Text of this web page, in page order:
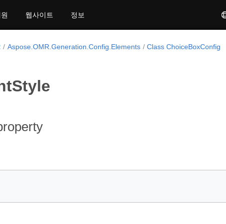
웹사이트 정보
Aspose.OMR.Generation.Config.Elements
Class ChoiceBoxConfig